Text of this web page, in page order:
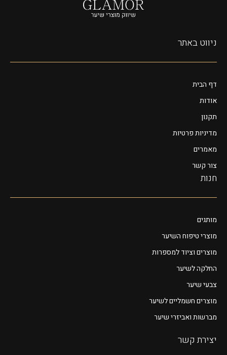
ניווט באתר
דף הבית
אודות
תקנון
מדיניות פרטיות
מאמרים
צור קשר
חנות
מותגים
מוצרי טיפוח השיער
מוצרים וציוד למספרות
החלקה לשיער
צבעי שיער
מוצרים חשמליים לשיער
מברשות ואביזרי שיער
יצירת קשר